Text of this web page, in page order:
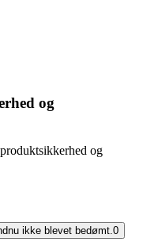
og
og
ikke blevet bedømt.0